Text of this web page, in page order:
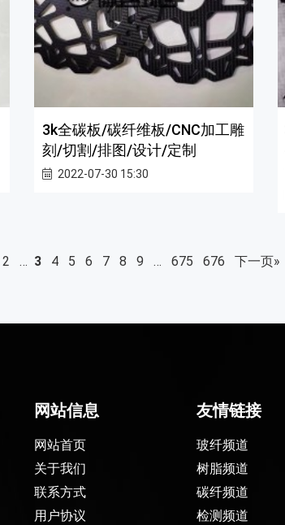
3k全碳板/碳纤维板/CNC加工雕
刻/切割/排图/设计/定制
2022-07-30 15:30
2 … 3 4 5 6 7 8 9 … 675 676 下一页»
网站信息
网站首页
关于我们
联系方式
用户协议
友情链接
玻纤频道
树脂频道
碳纤频道
检测频道